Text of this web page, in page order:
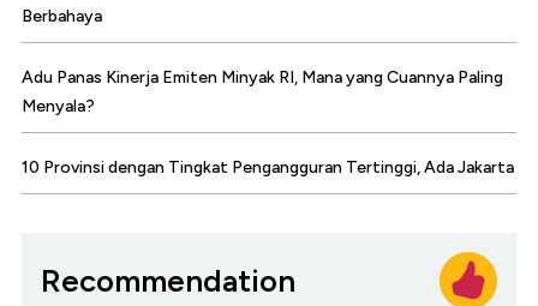
Berbahaya
Adu Panas Kinerja Emiten Minyak RI, Mana yang Cuannya Paling
Menyala?
10 Provinsi dengan Tingkat Pengangguran Tertinggi, Ada Jakarta
Recommendation